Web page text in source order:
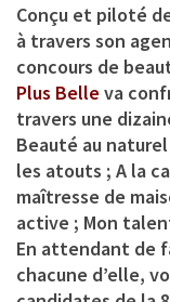
Conçu et piloté
à travers son
concours de
Plus Belle va
travers une
Beauté au
les atouts ; A la
maîtresse de
active ; Mon
En attendant de
chacune d’elle,